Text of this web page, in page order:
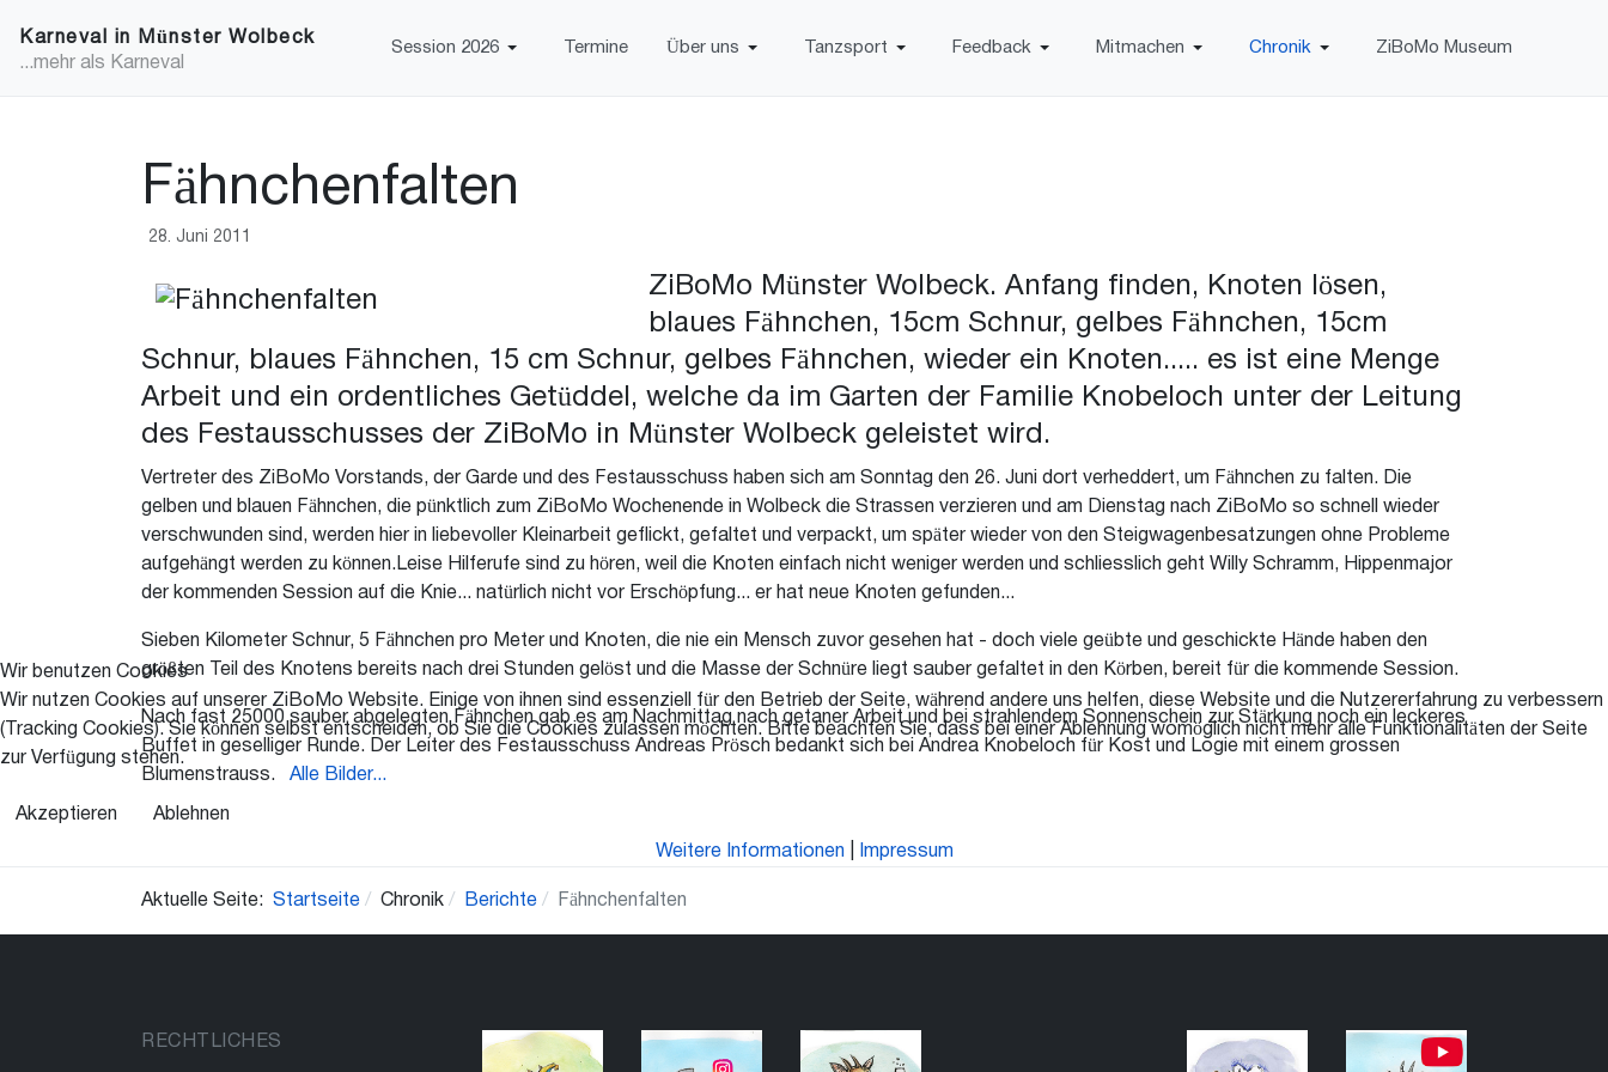
Karneval in Münster Wolbeck
...mehr als Karneval
Session 2026 Termine Über uns Tanzsport Feedback Mitmachen Chronik ZiBoMo Museum
Fähnchenfalten
28. Juni 2011
ZiBoMo Münster Wolbeck. Anfang finden, Knoten lösen,
blaues Fähnchen, 15cm Schnur, gelbes Fähnchen, 15cm
Schnur, blaues Fähnchen, 15 cm Schnur, gelbes Fähnchen, wieder ein Knoten..... es ist eine Menge
Arbeit und ein ordentliches Getüddel, welche da im Garten der Familie Knobeloch unter der Leitung
des Festausschusses der ZiBoMo in Münster Wolbeck geleistet wird.
Vertreter des ZiBoMo Vorstands, der Garde und des Festausschuss haben sich am Sonntag den 26. Juni dort verheddert, um Fähnchen zu falten. Die
gelben und blauen Fähnchen, die pünktlich zum ZiBoMo Wochenende in Wolbeck die Strassen verzieren und am Dienstag nach ZiBoMo so schnell wieder
verschwunden sind, werden hier in liebevoller Kleinarbeit geflickt, gefaltet und verpackt, um später wieder von den Steigwagenbesatzungen ohne Probleme
aufgehängt werden zu können.Leise Hilferufe sind zu hören, weil die Knoten einfach nicht weniger werden und schliesslich geht Willy Schramm, Hippenmajor
der kommenden Session auf die Knie... natürlich nicht vor Erschöpfung... er hat neue Knoten gefunden...
Sieben Kilometer Schnur, 5 Fähnchen pro Meter und Knoten, die nie ein Mensch zuvor gesehen hat - doch viele geübte und geschickte Hände haben den
größten Teil des Knotens bereits nach drei Stunden gelöst und die Masse der Schnüre liegt sauber gefaltet in den Körben, bereit für die kommende Session.
Nach fast 25000 sauber abgelegten Fähnchen gab es am Nachmittag nach getaner Arbeit und bei strahlendem Sonnenschein zur Stärkung noch ein leckeres
Buffet in geselliger Runde. Der Leiter des Festausschuss Andreas Prösch bedankt sich bei Andrea Knobeloch für Kost und Logie mit einem grossen
Blumenstrauss. Alle Bilder...
Aktuelle Seite: Startseite Chronik Berichte Fähnchenfalten
RECHTLICHES
Wir benutzen Cookies
Wir nutzen Cookies auf unserer ZiBoMo Website. Einige von ihnen sind essenziell für den Betrieb der Seite, während andere uns helfen, diese Website und die Nutzererfahrung zu verbessern
(Tracking Cookies). Sie können selbst entscheiden, ob Sie die Cookies zulassen möchten. Bitte beachten Sie, dass bei einer Ablehnung womöglich nicht mehr alle Funktionalitäten der Seite
zur Verfügung stehen.
Akzeptieren Ablehnen
Weitere Informationen| Impressum